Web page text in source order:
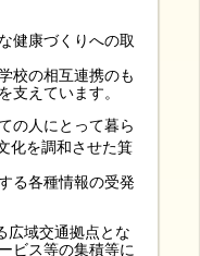
健康づくりへの取
校の相互連携のも
支えています。
の人にとって暮ら
化を調和させた箕
る各種情報の受発
広域交通拠点とな
ビス等の集積等に